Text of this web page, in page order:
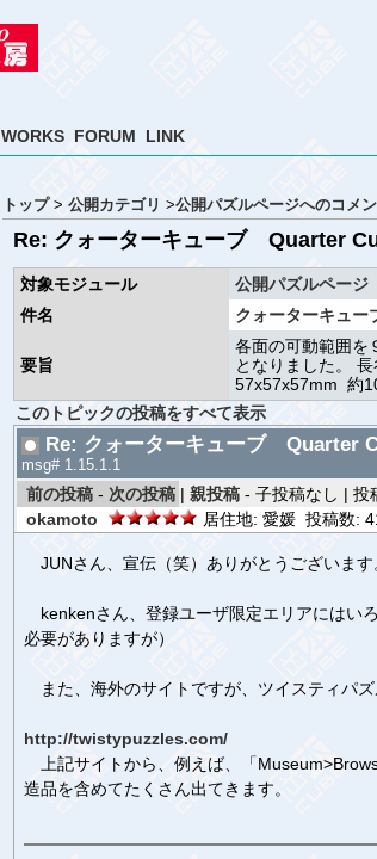
WORKS FORUM LINK
トップ> 公開カテゴリ >公開パズルページへのコメ
Re: クォーターキューブ Quarter
対象モジュール
公開パズルページ
件名
クォーターキュ
要旨
各面の可動範囲を
となりました。
57x57x57mm 約
このトピックの投稿をすべて表示
Re: クォーターキューブ Quarter
msg# 1.15.1.1
前の投稿 - 次の投稿 | 親投稿 - 子投稿なし | 投
okamoto
居住地: 愛媛 投稿数:
JUNさん、宣伝（笑）ありがとうございます
kenkenさん、登録ユーザ限定エリアにはい
必要がありますが）
また、海外のサイトですが、ツイスティパ
http://twistypuzzles.com/
上記サイトから、例えば、「
造品を含めてたくさん出てきます。